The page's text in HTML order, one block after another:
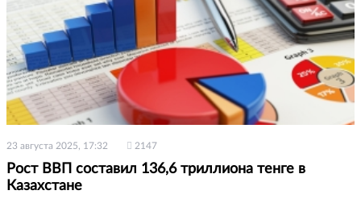
23 августа 2025, 17:32 2147
Рост ВВП составил 136,6 триллиона тенге в
Казахстане